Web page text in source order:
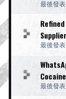
最後發
最後發
最後發